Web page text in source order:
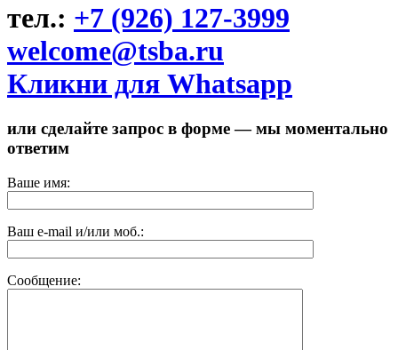
тел.: +7 (926) 127-3999
welcome@tsba.ru
Кликни для Whatsapp
или сделайте запрос в форме — мы моментально
ответим
Ваше имя:
Ваш e-mail и/или моб.:
Сообщение: